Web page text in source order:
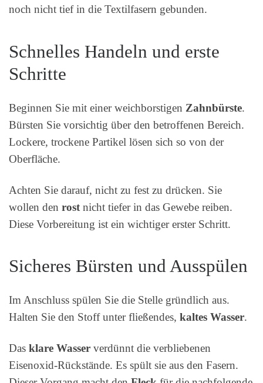
noch nicht tief in die Textilfasern gebunden.
Schnelles Handeln und erste
Schritte
Beginnen Sie mit einer weichborstigen Zahnbürste.
Bürsten Sie vorsichtig über den betroffenen Bereich.
Lockere, trockene Partikel lösen sich so von der
Oberfläche.
Achten Sie darauf, nicht zu fest zu drücken. Sie
wollen den rost nicht tiefer in das Gewebe reiben.
Diese Vorbereitung ist ein wichtiger erster Schritt.
Sicheres Bürsten und Ausspülen
Im Anschluss spülen Sie die Stelle gründlich aus.
Halten Sie den Stoff unter fließendes, kaltes Wasser.
Das klare Wasser verdünnt die verbliebenen
Eisenoxid-Rückstände. Es spült sie aus den Fasern.